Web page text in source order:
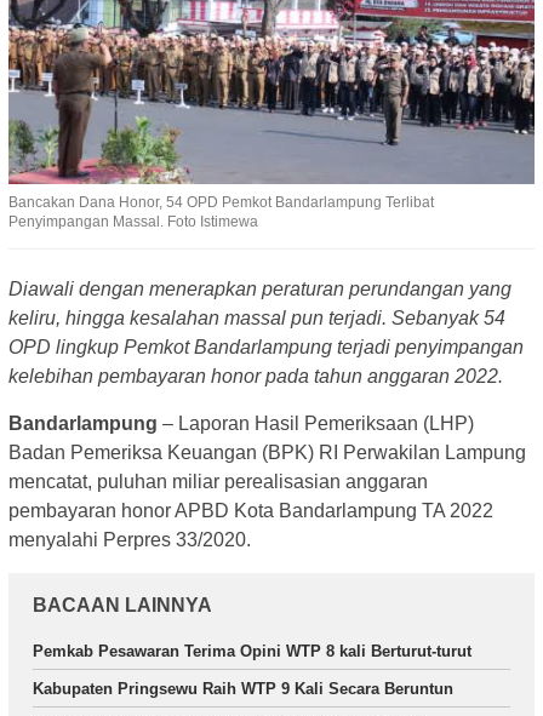
Bancakan Dana Honor, 54 OPD Pemkot Bandarlampung Terlibat
Penyimpangan Massal. Foto Istimewa
Diawali dengan menerapkan peraturan perundangan yang
keliru, hingga kesalahan massal pun terjadi. Sebanyak 54
OPD lingkup Pemkot Bandarlampung terjadi penyimpangan
kelebihan pembayaran honor pada tahun anggaran 2022.
Bandarlampung – Laporan Hasil Pemeriksaan (LHP)
Badan Pemeriksa Keuangan (BPK) RI Perwakilan Lampung
mencatat, puluhan miliar perealisasian anggaran
pembayaran honor APBD Kota Bandarlampung TA 2022
menyalahi Perpres 33/2020.
BACAAN LAINNYA
Pemkab Pesawaran Terima Opini WTP 8 kali Berturut-turut
Kabupaten Pringsewu Raih WTP 9 Kali Secara Beruntun